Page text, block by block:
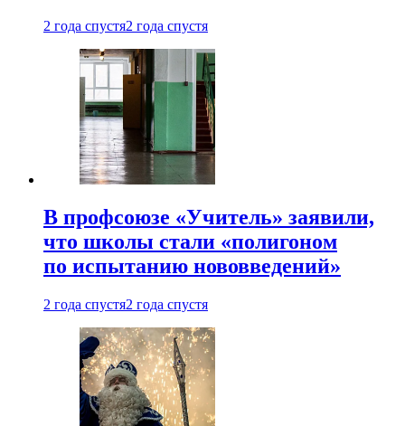
2 года спустя2 года спустя
В профсоюзе «Учитель» заявили,
что школы стали «полигоном
по испытанию нововведений»
2 года спустя2 года спустя